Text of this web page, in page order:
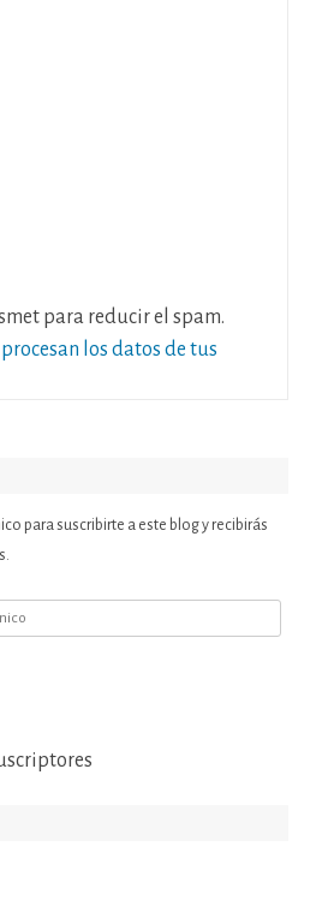
para reducir el spam.
los datos de tus
para suscribirte a este blog y recibirás